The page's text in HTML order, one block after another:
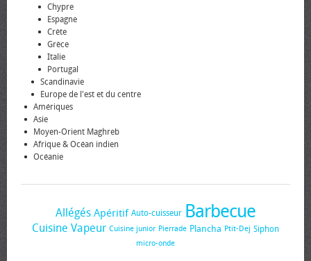
Chypre
Espagne
Crète
Grèce
Italie
Portugal
Scandinavie
Europe de l'est et du centre
Amériques
Asie
Moyen-Orient Maghreb
Afrique & Océan indien
Océanie
Allégés Apéritif Auto-cuisseur Barbecue
Cuisine Vapeur Cuisine junior Pierrade Plancha Ptit-Dej Siphon
micro-onde